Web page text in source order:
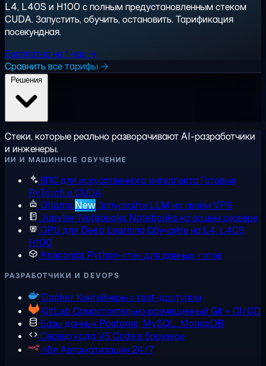
L4, L40S и H100 с полным предустановленным стеком
CUDA. Запустить, обучить, остановить. Тарификация
посекундная.
Бесплатно на 1 час →
Сравнить все тарифы →
Стеки, которые реально разворачивают AI-разработчики
и инженеры.
ИИ И МАШИННОЕ ОБУЧЕНИЕ
ВПС для искусственного интеллектаГотовые
PyTorch и CUDA
Ollama NewЗапускайте LLM на своём VPS
Jupyter Notebooks Notebooks на вашем сервере
GPU для Deep Learning Обучайте на L4, L40S,
H100
Anaconda Python-стек для данных, готов
РАЗРАБОТЧИКИ И DEVOPS
Docker Контейнеры с root-доступом
GitLab Самостоятельно размещенный Git + CI/CD
Базы данных Postgres, MySQL, MongoDB
Сервер кодаVS Code в браузере
n8n Автоматизации 24/7